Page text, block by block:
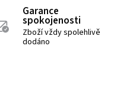
Garance
spokojenosti
Zboží vždy spolehlivě
dodáno